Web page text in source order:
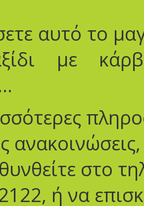
αυτό το
με
στο
ή να